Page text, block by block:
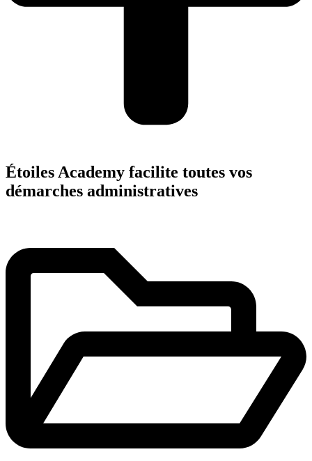
Étoiles Academy facilite toutes vos
démarches administratives